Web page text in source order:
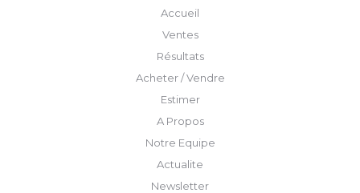
Accueil
Ventes
Résultats
Acheter / Vendre
Estimer
A Propos
Notre Equipe
Actualite
Newsletter